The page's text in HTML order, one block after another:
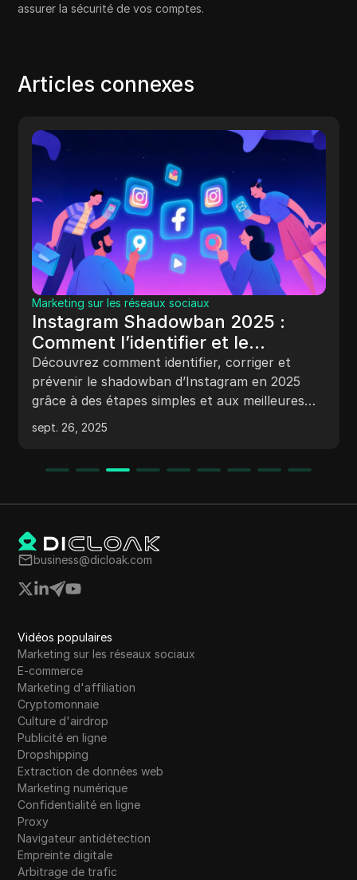
assurer la sécurité de vos comptes.
Articles connexes
Marketing sur les réseaux sociaux
Instagram Shadowban 2025 :
Comment l’identifier et le
résoudre
Découvrez comment identifier, corriger et
prévenir le shadowban d’Instagram en 2025
grâce à des étapes simples et aux meilleures
pratiques.
sept. 26, 2025
business@dicloak.com
Vidéos populaires
Marketing sur les réseaux sociaux
E-commerce
Marketing d'affiliation
Cryptomonnaie
Culture d'airdrop
Publicité en ligne
Dropshipping
Extraction de données web
Marketing numérique
Confidentialité en ligne
Proxy
Navigateur antidétection
Empreinte digitale
Arbitrage de trafic